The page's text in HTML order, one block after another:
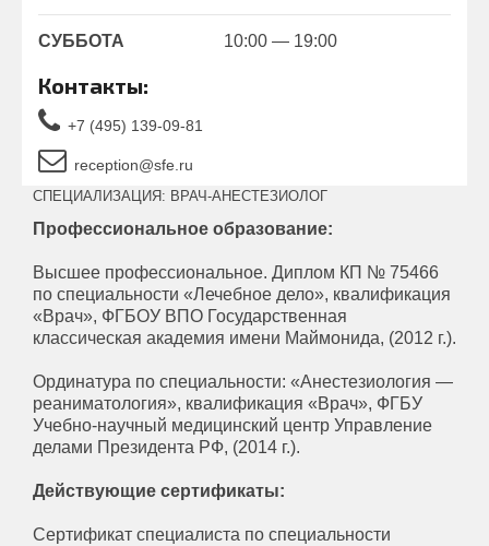
СУББОТА 10:00 — 19:00
Контакты:
+7 (495) 139-09-81
reception@sfe.ru
СПЕЦИАЛИЗАЦИЯ: ВРАЧ-АНЕСТЕЗИОЛОГ
Профессиональное образование:
Высшее профессиональное. Диплом КП № 75466
по специальности «Лечебное дело», квалификация
«Врач», ФГБОУ ВПО Государственная
классическая академия имени Маймонида, (2012 г.).
Ординатура по специальности: «Анестезиология —
реаниматология», квалификация «Врач», ФГБУ
Учебно-научный медицинский центр Управление
делами Президента РФ, (2014 г.).
Действующие сертификаты:
Сертификат специалиста по специальности